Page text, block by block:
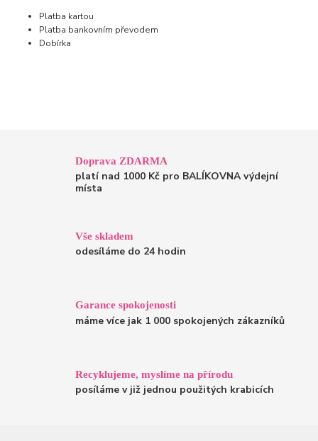
Platba kartou
Platba bankovním převodem
Dobírka
Doprava ZDARMA
platí nad 1000 Kč pro BALÍKOVNA výdejní
místa
Vše skladem
odesíláme do 24 hodin
Garance spokojenosti
máme více jak 1 000 spokojených zákazníků
Recyklujeme, myslíme na přírodu
posíláme v již jednou použitých krabicích